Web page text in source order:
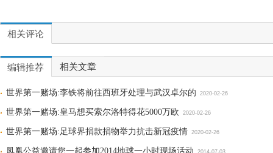
相关评论
编辑推荐 相关文章
世界第一赌场:李铁将前往西班牙处理与武汉卓尔的 2020-02-26
世界第一赌场:皇马想买索尔洛特得花5000万欧 2020-02-26
世界第一赌场:足球界捐款捐物举力抗击新冠疫情 2020-02-26
凤凰公益邀请您一起参加2014地球一小时现场活动 2014-07-03